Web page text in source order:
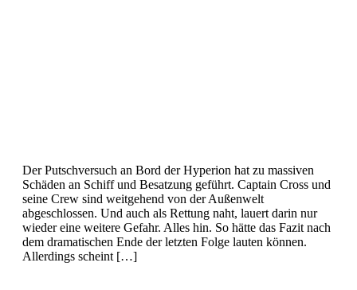
Der Putschversuch an Bord der Hyperion hat zu massiven
Schäden an Schiff und Besatzung geführt. Captain Cross und
seine Crew sind weitgehend von der Außenwelt
abgeschlossen. Und auch als Rettung naht, lauert darin nur
wieder eine weitere Gefahr. Alles hin. So hätte das Fazit nach
dem dramatischen Ende der letzten Folge lauten können.
Allerdings scheint […]